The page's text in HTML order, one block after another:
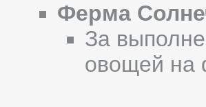
Ферма
За
овощей на